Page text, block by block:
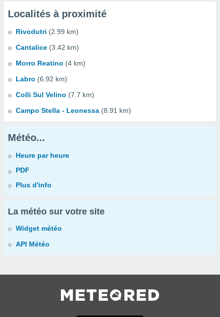
Localités à proximité
Rivodutri (2.99 km)
Cantalice (3.42 km)
Morro Reatino (4 km)
Labro (6.92 km)
Colli Sul Velino (7.7 km)
Campo Stella - Leonessa (8.91 km)
Météo...
Heure par heure
PDF
Plus d'info
La météo sur votre site
Widget météo
API Météo